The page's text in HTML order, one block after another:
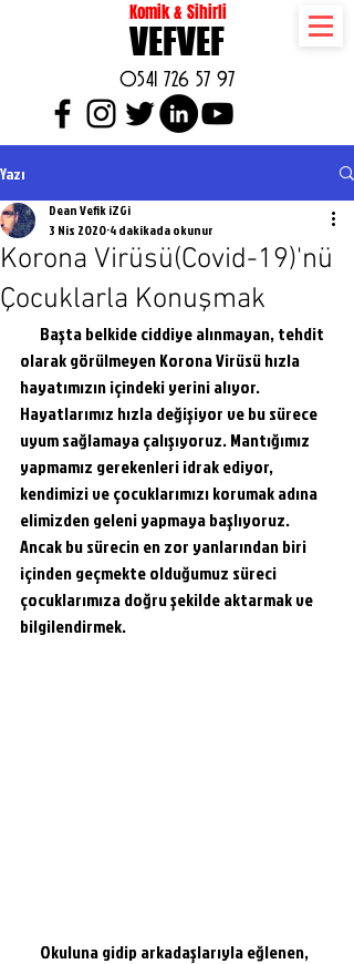
VEFVEF
Komik & Sihirli
0541 726 57 97
Yazı
Korona Virüsü(Covid-19)'nü
Çocuklarla Konuşmak
Dean Vefik iZGi
3 Nis 2020 4 dakikada okunur
olarak görülmeyen Korona Virüsü hızla
hayatımızın içindeki yerini alıyor.
Hayatlarımız hızla değişiyor ve bu sürece
uyum sağlamaya çalışıyoruz. Mantığımız
yapmamız gerekenleri idrak ediyor,
kendimizi ve çocuklarımızı korumak adına
elimizden geleni yapmaya başlıyoruz.
Ancak bu sürecin en zor yanlarından biri
içinden geçmekte olduğumuz süreci
çocuklarımıza doğru şekilde aktarmak ve
bilgilendirmek.